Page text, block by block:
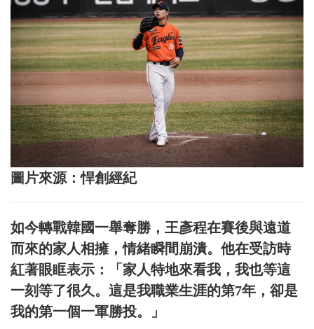
圖片來源：悍創經紀
如今轉戰韓國一舉奪勝，王彥程在賽後與遠道
而來的家人相擁，情緒瞬間崩潰。他在受訪時
紅著眼眶表示：「家人特地來看我，我也等這
一刻等了很久。這是我職業生涯的第7年，卻是
我的第一個一軍勝投。」